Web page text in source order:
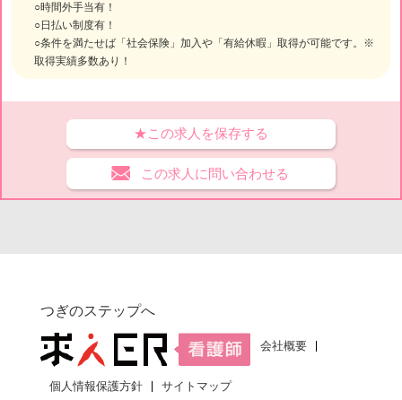
○時間外手当有！
○日払い制度有！
○条件を満たせば「社会保険」加入や「有給休暇」取得が可能です。※
取得実績多数あり！
★この求人を保存する
この求人に問い合わせる
つぎのステップへ
会社概要
個人情報保護方針 サイトマップ